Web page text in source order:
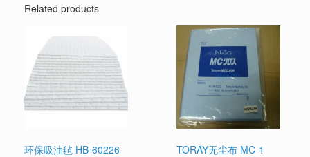
Related products
环保吸油毡 HB-60226 TORAY无尘布 MC-1